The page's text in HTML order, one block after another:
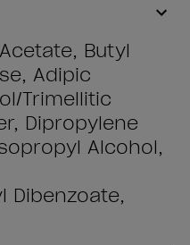
Butyl
Adipic
Trimellitic
Dipropylene
Alcohol,
Dibenzoate,